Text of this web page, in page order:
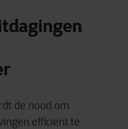
de nood om
efficiëntte